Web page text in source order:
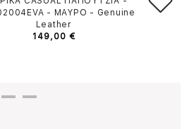
- ΜΑΥΡΟ - Genuine
Leather
149,00 €